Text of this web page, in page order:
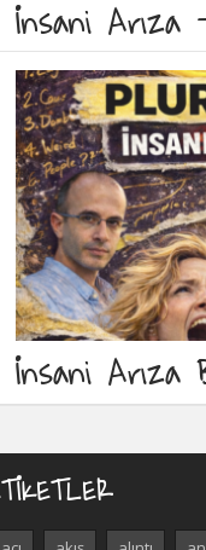
İnsani Arıza
İnsani Arıza